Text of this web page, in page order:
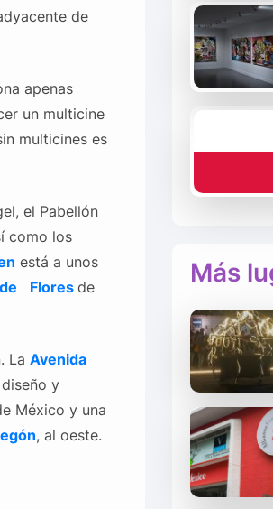
de
apenas
un multicine
multicines es
el Pabellón
como los
está a unos
Flores de
La Avenida
y
México y una
, al oeste.
Más